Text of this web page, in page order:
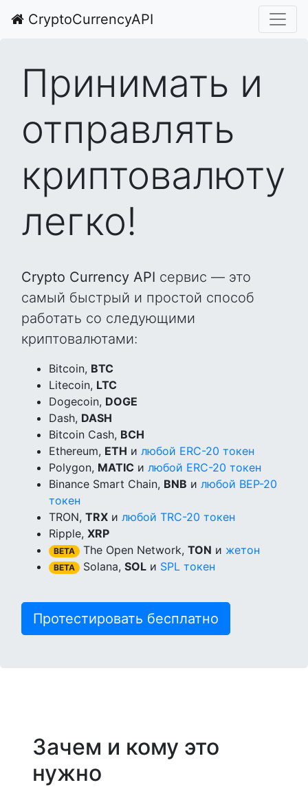
CryptoCurrencyAPI
Принимать и
отправлять
криптовалюту
легко!
Crypto Currency API сервис — это
самый быстрый и простой способ
работать со следующими
криптовалютами:
Bitcoin, BTC
Litecoin, LTC
Dogecoin, DOGE
Dash, DASH
Bitcoin Cash, BCH
Ethereum, ETH и любой ERC-20 токен
Polygon, MATIC и любой ERC-20 токен
Binance Smart Chain, BNB и любой BEP-20
токен
TRON, TRX и любой TRC-20 токен
Ripple, XRP
BETA The Open Network,TON и жетон
BETA Solana,SOL и SPL токен
Протестировать бесплатно
Зачем и кому это
нужно